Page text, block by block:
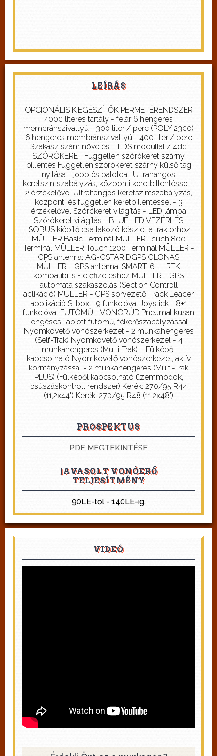
LEÍRÁS
OPCIONÁLIS KIEGÉSZÍTŐK PERMETÉRENDSZER
4000 literes tartály - felár 6 hengeres
membránszivattyú - 300 liter / perc (POLY 2300)
6 hengeres membránszivattyú - 400 liter / perc
Szakasz szám növelés – EDS modullal / 4db
SZÓRÓKERET Független szórókeret szárny
billentés Független szórókeret szárny külső tag
nyitása - jobb és baloldali Ultrahangos
keretszintszabályzás, központi keretbillentéssel -
2 érzékelővel Ultrahangos keretszintszabályzás,
központi és független keretbillentéssel - 3
érzékelővel Szórókeret világítás - LED lámpa
Szórókeret világítás - BLUE LED VEZÉRLÉS
ISOBUS kiépítő csatlakozó készlet a traktorhoz
MÜLLER Basic Terminál MÜLLER Touch 800
Terminál MÜLLER Touch 1200 Terminál MÜLLER -
GPS antenna: AG-GSTAR DGPS GLONAS
MÜLLER - GPS antenna: SMART-6L - RTK
kompatibilis + előfizetéshez MÜLLER - GPS
automata szakaszolás (Section Controll
aplikáció) MÜLLER - GPS sorvezető: Track Leader
applikáció S-box - 9 funkcióval Joystick - 8+1
funkcióval FUTÓMŰ - VONÓRÚD Pneumatikusan
lengéscsillapíott futómű, fékerőszabályzással
Nyomkövető vonószerkezet - 2 munkahengeres
(Self-Trak) Nyomkövető vonószerkezet - 4
munkahengeres (Multi-Trak) – Fülkéből
kapcsolható Nyomkövető vonószerkezet, aktív
kormányzással - 2 munkahengeres (Multi-Trak
PLUS) (Fülkéből kapcsolható üzemmódok,
csúszáskontroll rendszer) Kerék: 270/95 R44
(11,2x44") Kerék: 270/95 R48 (11,2x48")
PROSPEKTUS
PDF MEGTEKINTÉSE
JAVASOLT VONÓERŐ
TELJESÍTMÉNY
90LE-től - 140LE-ig.
VIDEÓ